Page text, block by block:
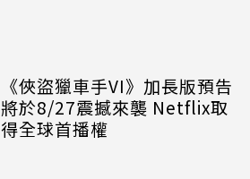
《俠盜獵車手VI》加長版預告
將於8/27震撼來襲 Netflix取
得全球首播權